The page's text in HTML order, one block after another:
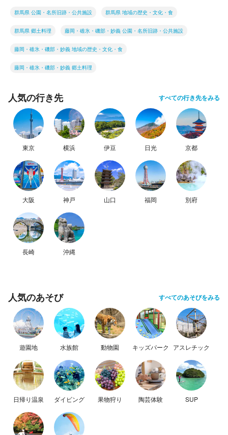
群馬県 公園・名所旧跡・公共施設 群馬県 地域の歴史・文化・食
群馬県 郷土料理 藤岡・碓氷・磯部・妙義 公園・名所旧跡・公共施設
藤岡・碓氷・磯部・妙義 地域の歴史・文化・食
藤岡・碓氷・磯部・妙義 郷土料理
人気の行き先 すべての行き先をみる
東京 横浜 伊豆 日光 京都
大阪 神戸 山口 福岡 別府
長崎 沖縄
人気のあそび すべてのあそびをみる
遊園地 水族館 動物園 キッズパーク アスレチック
日帰り温泉 ダイビング 果物狩り 陶芸体験 SUP